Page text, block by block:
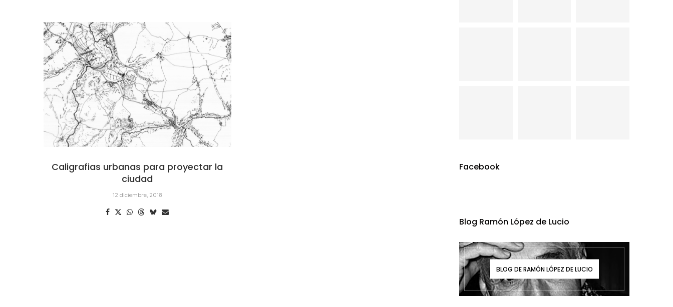
Caligrafias urbanas para proyectar la
ciudad
12 diciembre, 2018
Facebook
Blog Ramón López de Lucio
BLOG DE RAMÓN LÓPEZ DE LUCIO